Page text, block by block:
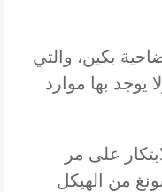
بكين، والتي
يوجد بها موارد
على مر
من الهيكل